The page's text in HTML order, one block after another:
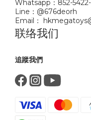
Whatsapp：852-
Line：@676deorh
Email：
联络我们
追蹤我們